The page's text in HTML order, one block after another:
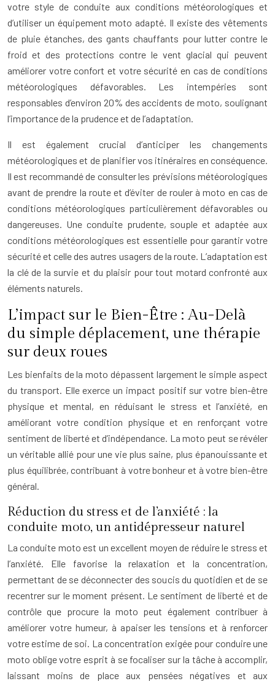
votre style de conduite aux conditions météorologiques et
d’utiliser un équipement moto adapté. Il existe des vêtements
de pluie étanches, des gants chauffants pour lutter contre le
froid et des protections contre le vent glacial qui peuvent
améliorer votre confort et votre sécurité en cas de conditions
météorologiques défavorables. Les intempéries sont
responsables d’environ 20% des accidents de moto, soulignant
l’importance de la prudence et de l’adaptation.
Il est également crucial d’anticiper les changements
météorologiques et de planifier vos itinéraires en conséquence.
Il est recommandé de consulter les prévisions météorologiques
avant de prendre la route et d’éviter de rouler à moto en cas de
conditions météorologiques particulièrement défavorables ou
dangereuses. Une conduite prudente, souple et adaptée aux
conditions météorologiques est essentielle pour garantir votre
sécurité et celle des autres usagers de la route. L’adaptation est
la clé de la survie et du plaisir pour tout motard confronté aux
éléments naturels.
L’impact sur le Bien-Être : Au-Delà
du simple déplacement, une thérapie
sur deux roues
Les bienfaits de la moto dépassent largement le simple aspect
du transport. Elle exerce un impact positif sur votre bien-être
physique et mental, en réduisant le stress et l’anxiété, en
améliorant votre condition physique et en renforçant votre
sentiment de liberté et d’indépendance. La moto peut se révéler
un véritable allié pour une vie plus saine, plus épanouissante et
plus équilibrée, contribuant à votre bonheur et à votre bien-être
général.
Réduction du stress et de l’anxiété : la
conduite moto, un antidépresseur naturel
La conduite moto est un excellent moyen de réduire le stress et
l’anxiété. Elle favorise la relaxation et la concentration,
permettant de se déconnecter des soucis du quotidien et de se
recentrer sur le moment présent. Le sentiment de liberté et de
contrôle que procure la moto peut également contribuer à
améliorer votre humeur, à apaiser les tensions et à renforcer
votre estime de soi. La concentration exigée pour conduire une
moto oblige votre esprit à se focaliser sur la tâche à accomplir,
laissant moins de place aux pensées négatives et aux